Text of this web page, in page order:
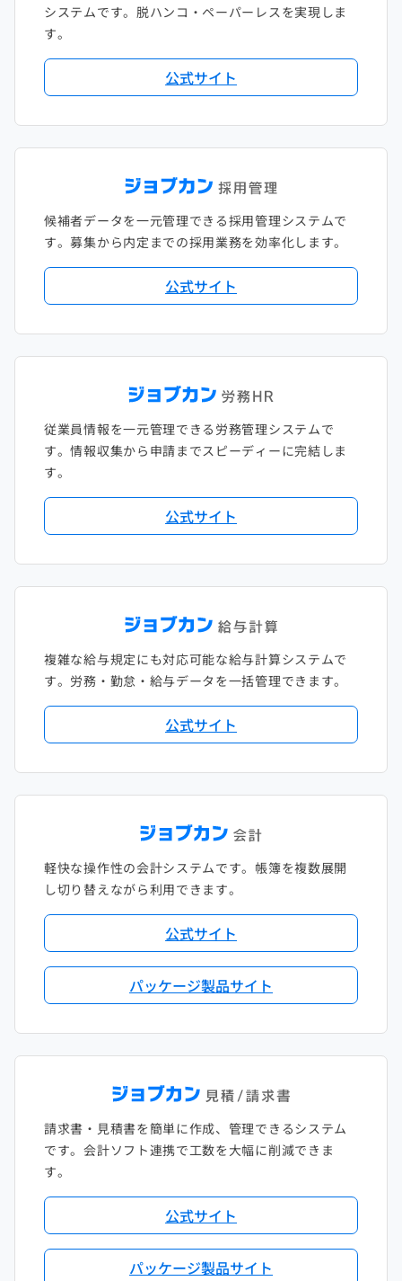
システムです。脱ハンコ・ペーパーレスを実現しま
す。
公式サイト
候補者データを一元管理できる採用管理システムで
す。募集から内定までの採用業務を効率化します。
公式サイト
従業員情報を一元管理できる労務管理システムで
す。情報収集から申請までスピーディーに完結しま
す。
公式サイト
複雑な給与規定にも対応可能な給与計算システムで
す。労務・勤怠・給与データを一括管理できます。
公式サイト
軽快な操作性の会計システムです。帳簿を複数展開
し切り替えながら利用できます。
公式サイト
パッケージ製品サイト
請求書・見積書を簡単に作成、管理できるシステム
です。会計ソフト連携で工数を大幅に削減できま
す。
公式サイト
パッケージ製品サイト